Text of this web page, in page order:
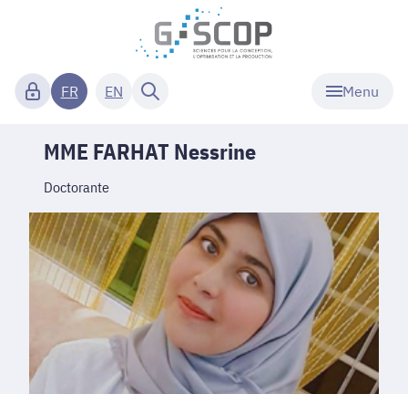
Menu
FR EN
MME FARHAT Nessrine
Doctorante